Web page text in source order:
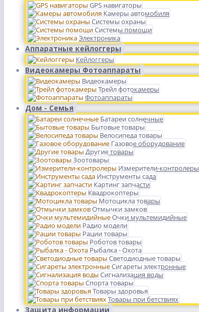
GPS навигаторы
Камеры автомобиля
Системы охраны
Системы помощи
Электроника
Аппаратные кейлоггеры
Кейлоггеры
Видеокамеры Фотоаппараты
Видеокамеры
Трейл фотокамеры
Фотоаппараты
Дом - Семья
Батареи солнечные
Бытовые товары
Велосипеда товары
Газовое оборудование
Другие товары
Зоотовары
Измерители-контролеры
Инструменты сада
Картинг запчасти
Квадрокоптеры
Мотоцикла товары
Отмычки замков
Очки мультемидийные
Радио модели
Рации товары
Роботов товары
Рыбалка - Охота
Светодиодные товары
Сигареты электронные
Сигнализация воды
Спорта товары
Товары здоровья
Товары при бетствиях
Защита информации